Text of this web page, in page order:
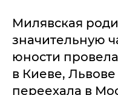
Милявская
значительную
юности
в Киеве,
переехала в